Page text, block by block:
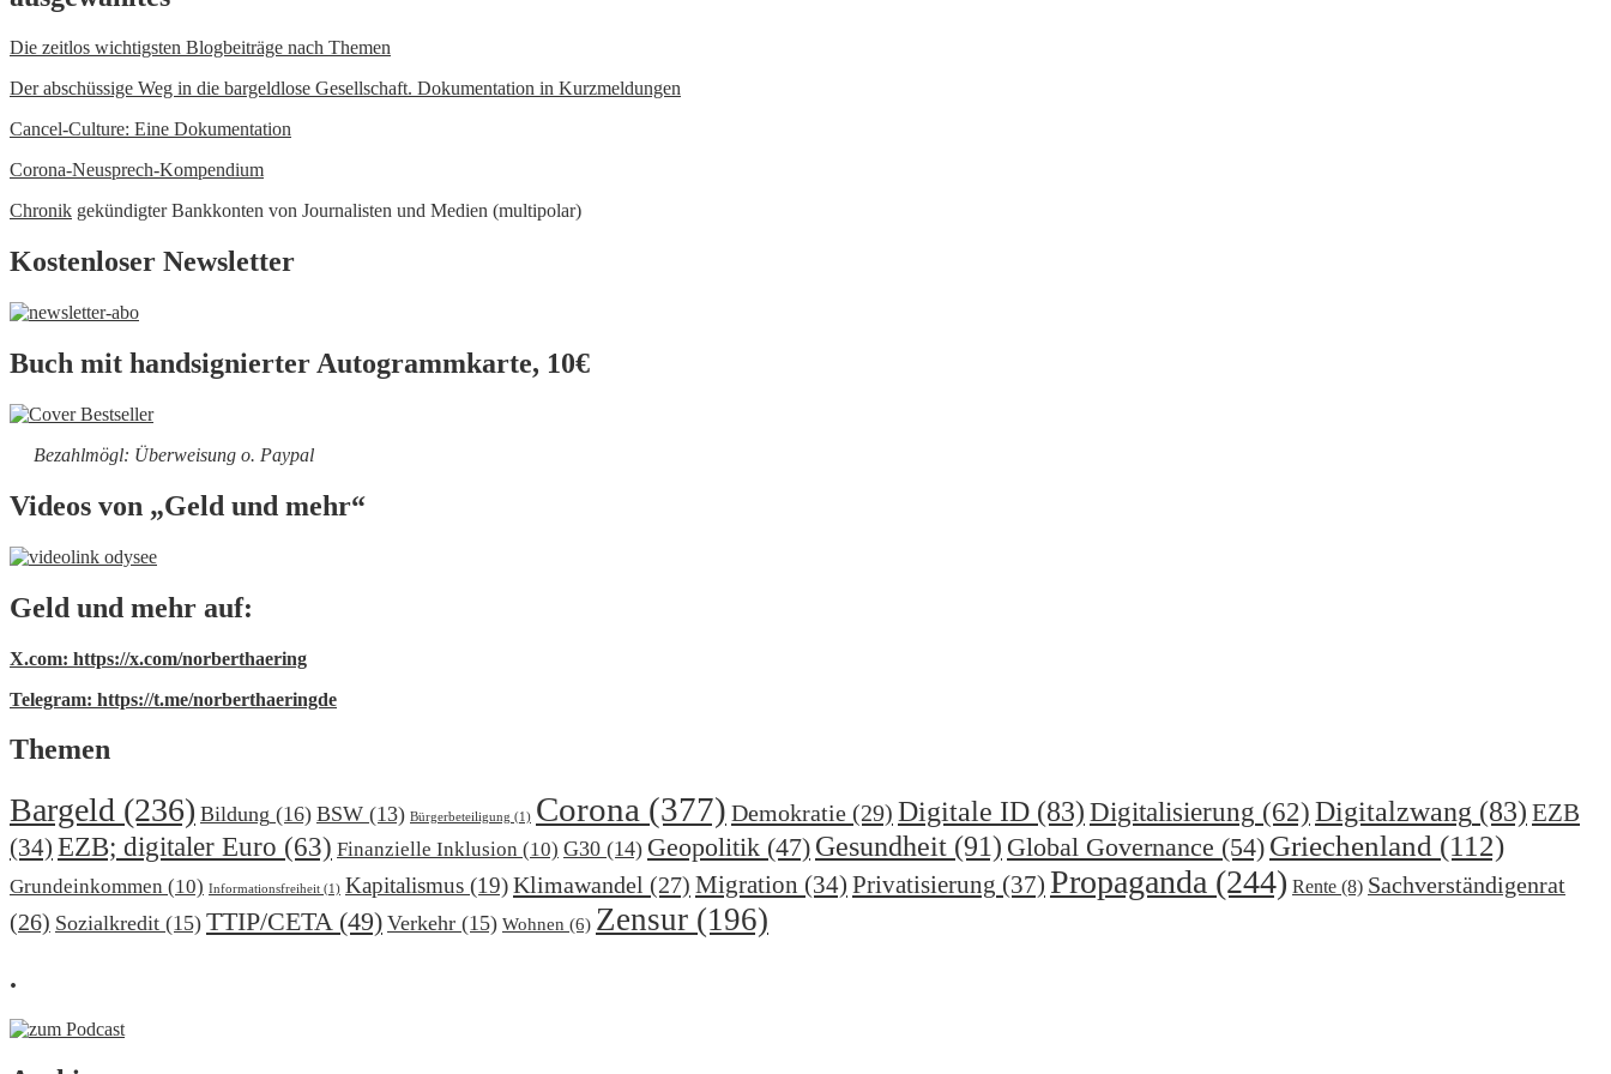
Die zeitlos wichtigsten Blogbeiträge nach Themen
Der abschüssige Weg in die bargeldlose Gesellschaft. Dokumentation in Kurzmeldungen
Cancel-Culture: Eine Dokumentation
Corona-Neusprech-Kompendium
Chronik gekündigter Bankkonten von Journalisten und Medien (multipolar)
Kostenloser Newsletter
Buch mit handsignierter Autogrammkarte, 10€
Bezahlmögl: Überweisung o. Paypal
Videos von „Geld und mehr“
Geld und mehr auf:
X.com: https://x.com/norberthaering
Telegram: https://t.me/norberthaeringde
Themen
Bargeld (236) Bildung (16) BSW (13) Bürgerbeteiligung (1) Corona (377) Demokratie (29) Digitale ID (83) Digitalisierung (62) Digitalzwang (83) EZB
(34) EZB; digitaler Euro (63) Finanzielle Inklusion (10) G30 (14) Geopolitik (47) Gesundheit (91) Global Governance (54) Griechenland (112)
Grundeinkommen (10) Informationsfreiheit (1) Kapitalismus (19)Klimawandel (27) Migration (34) Privatisierung (37) Propaganda (244) Rente (8) Sachverständigenrat
(26) Sozialkredit (15) TTIP/CETA(49) Verkehr (15) Wohnen (6) Zensur (196)
.